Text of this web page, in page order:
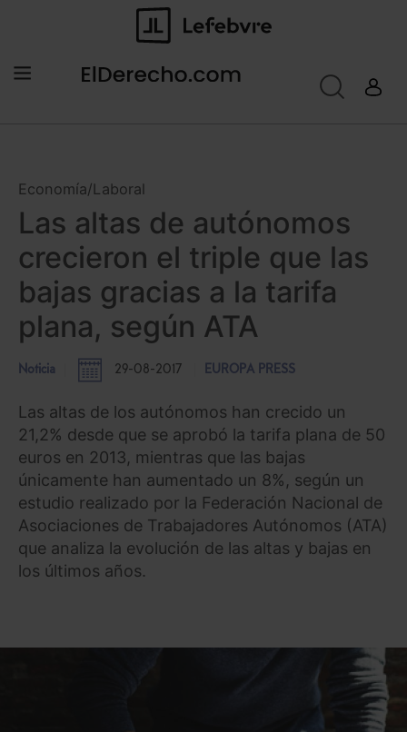
Economía/Laboral
Las altas de autónomos
crecieron el triple que las
bajas gracias a la tarifa
plana, según ATA
Noticia 29-08-2017 EUROPA PRESS
Las altas de los autónomos han crecido un
21,2% desde que se aprobó la tarifa plana de 50
euros en 2013, mientras que las bajas
únicamente han aumentado un 8%, según un
estudio realizado por la Federación Nacional de
Asociaciones de Trabajadores Autónomos (ATA)
que analiza la evolución de las altas y bajas en
los últimos años.